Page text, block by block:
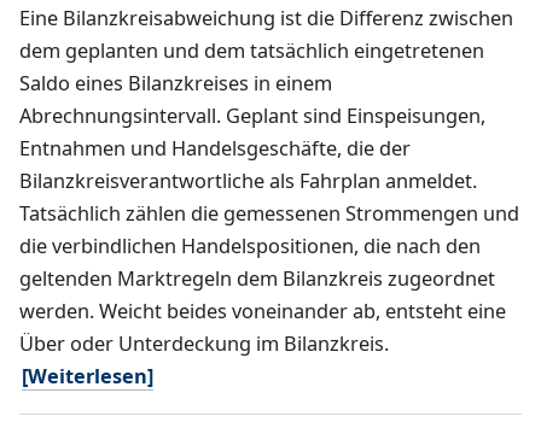
Eine Bilanzkreisabweichung ist die Differenz zwischen
dem geplanten und dem tatsächlich eingetretenen
Saldo eines Bilanzkreises in einem
Abrechnungsintervall. Geplant sind Einspeisungen,
Entnahmen und Handelsgeschäfte, die der
Bilanzkreisverantwortliche als Fahrplan anmeldet.
Tatsächlich zählen die gemessenen Strommengen und
die verbindlichen Handelspositionen, die nach den
geltenden Marktregeln dem Bilanzkreis zugeordnet
werden. Weicht beides voneinander ab, entsteht eine
Über oder Unterdeckung im Bilanzkreis.
[Weiterlesen]